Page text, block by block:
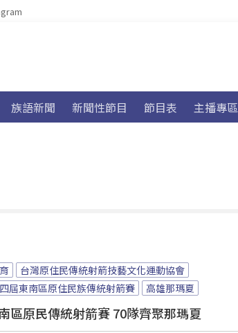
族語新聞 新聞性節目 節目表 主播專區
台灣原住民傳統射箭技藝文化運動協會
屆東南區原住民族傳統射箭賽
高雄那瑪夏
區原民傳統射箭賽 70隊齊聚那瑪夏